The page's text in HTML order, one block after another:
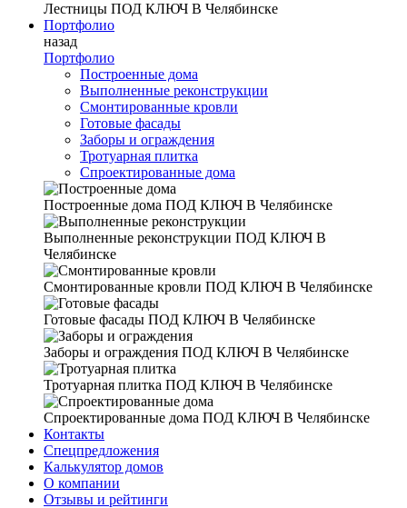
Лестницы ПОД КЛЮЧ В Челябинске
Портфолио
назад
Портфолио
Построенные дома
Выполненные реконструкции
Смонтированные кровли
Готовые фасады
Заборы и ограждения
Тротуарная плитка
Спроектированные дома
Построенные дома ПОД КЛЮЧ В Челябинске
Выполненные реконструкции ПОД КЛЮЧ В
Челябинске
Смонтированные кровли ПОД КЛЮЧ В Челябинске
Готовые фасады ПОД КЛЮЧ В Челябинске
Заборы и ограждения ПОД КЛЮЧ В Челябинске
Тротуарная плитка ПОД КЛЮЧ В Челябинске
Спроектированные дома ПОД КЛЮЧ В Челябинске
Контакты
Спецпредложения
Калькулятор домов
О компании
Отзывы и рейтинги